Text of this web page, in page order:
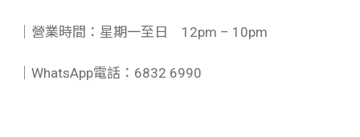
｜營業時間：星期一至日 12pm – 10pm
｜WhatsApp電話：6832 6990